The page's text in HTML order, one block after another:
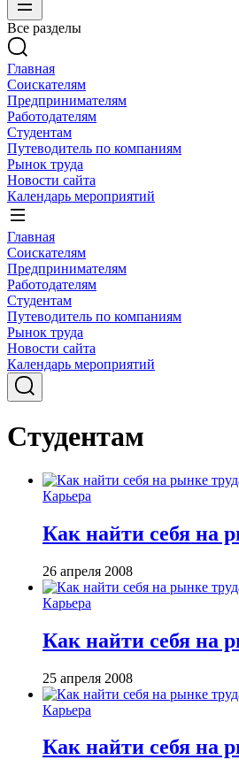
Все разделы
Главная
Соискателям
Предпринимателям
Работодателям
Студентам
Путеводитель по компаниям
Рынок труда
Новости сайта
Календарь мероприятий
Главная
Соискателям
Предпринимателям
Работодателям
Студентам
Путеводитель по компаниям
Рынок труда
Новости сайта
Календарь мероприятий
Студентам
Карьера
Как найти себя на
26 апреля 2008
Карьера
Как найти себя на
25 апреля 2008
Карьера
Как найти себя на